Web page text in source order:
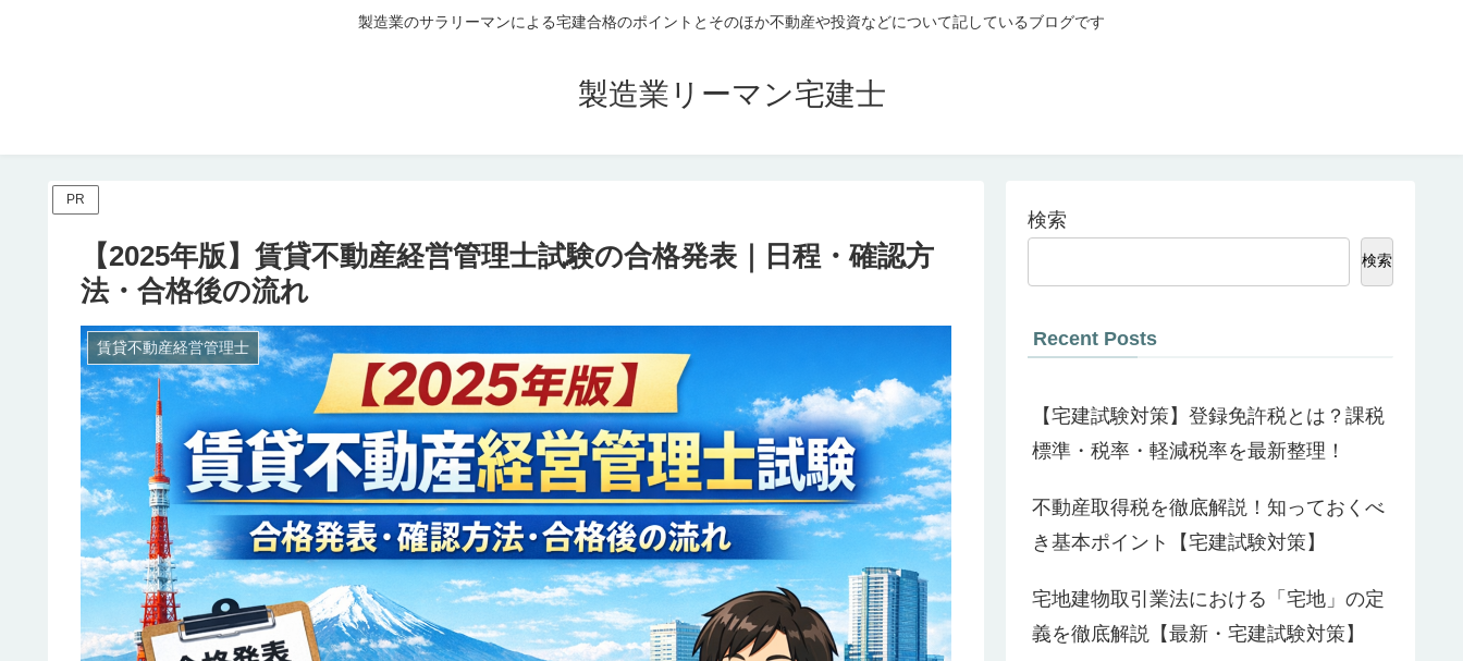
製造業のサラリーマンによる宅建合格のポイントとそのほか不動産や投資などについて記しているブログです
製造業リーマン宅建士
PR
【2025年版】賃貸不動産経営管理士試験の合格発表｜日程・確認方
法・合格後の流れ
賃貸不動産経営管理士
検索
検索
Recent Posts
【宅建試験対策】登録免許税とは？課税
標準・税率・軽減税率を最新整理！
不動産取得税を徹底解説！知っておくべ
き基本ポイント【宅建試験対策】
宅地建物取引業法における「宅地」の定
義を徹底解説【最新・宅建試験対策】